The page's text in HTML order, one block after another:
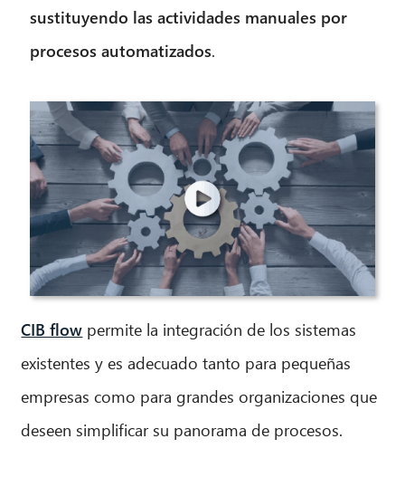
sustituyendo las actividades manuales por
procesos automatizados.
CIB flow permite la integración de los sistemas
existentes y es adecuado tanto para pequeñas
empresas como para grandes organizaciones que
deseen simplificar su panorama de procesos.